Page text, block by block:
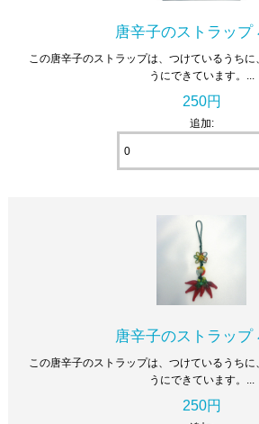
唐辛子のストラップ
この唐辛子のストラップは、つけているうち
うにできています。...
250円
追加:
唐辛子のストラップ
この唐辛子のストラップは、つけているうち
うにできています。...
250円